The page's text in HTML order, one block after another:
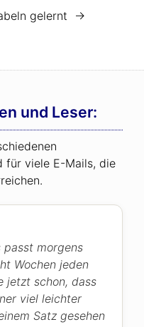
gelernt →
und Leser:
für viele E-Mails, die
passt morgens
Wochen jeden
jetzt schon, dass
viel leichter
Satz gesehen